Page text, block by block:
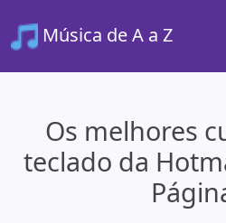
Música de A a Z
Os melhores
teclado da